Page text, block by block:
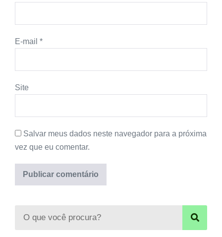
E-mail *
Site
Salvar meus dados neste navegador para a próxima
vez que eu comentar.